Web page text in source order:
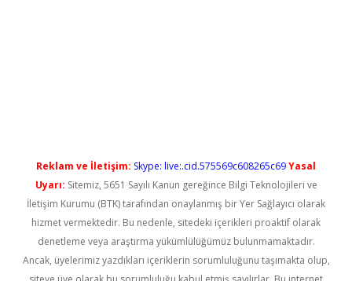
Reklam ve İletişim: Skype: live:.cid.575569c608265c69Yasal
Uyarı: Sitemiz, 5651 Sayılı Kanun gereğince Bilgi Teknolojileri ve
İletişim Kurumu (BTK) tarafından onaylanmış bir Yer Sağlayıcı olarak
hizmet vermektedir. Bu nedenle, sitedeki içerikleri proaktif olarak
denetleme veya araştırma yükümlülüğümüz bulunmamaktadır.
Ancak, üyelerimiz yazdıkları içeriklerin sorumluluğunu taşımakta olup,